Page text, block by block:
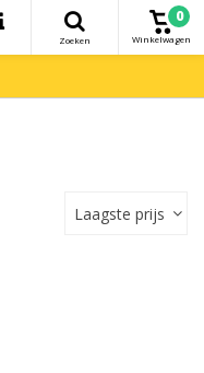
Zoeken
0
Winkelwagen
Laagste prijs